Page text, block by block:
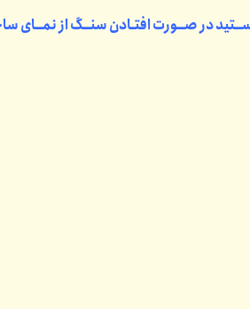
در صــورت افتـادن سنــگ از